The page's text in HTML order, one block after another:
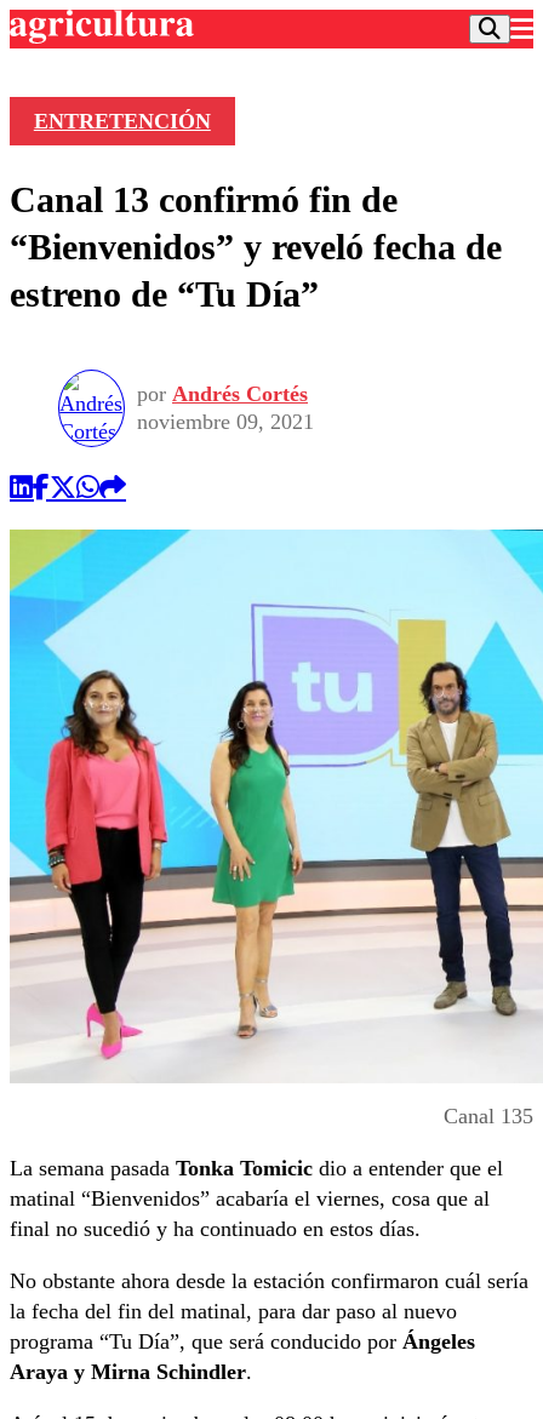
Frecuencias
Agricultura TV
Deportes
Colo Colo
Seleccion Chilena
Torneo Internacional
Entretención
Economía
Internacional
Publicaciones en medios
Opinión
ENTRETENCIÓN
Canal 13 confirmó fin de
“Bienvenidos” y reveló fecha de
estreno de “Tu Día”
por Andrés Cortés
noviembre 09, 2021
Canal 135
La semana pasada Tonka Tomicic dio a entender que el
matinal “Bienvenidos” acabaría el viernes, cosa que al
final no sucedió y ha continuado en estos días.
No obstante ahora desde la estación confirmaron cuál sería
la fecha del fin del matinal, para dar paso al nuevo
programa “Tu Día”, que será conducido por Ángeles
Araya y Mirna Schindler.